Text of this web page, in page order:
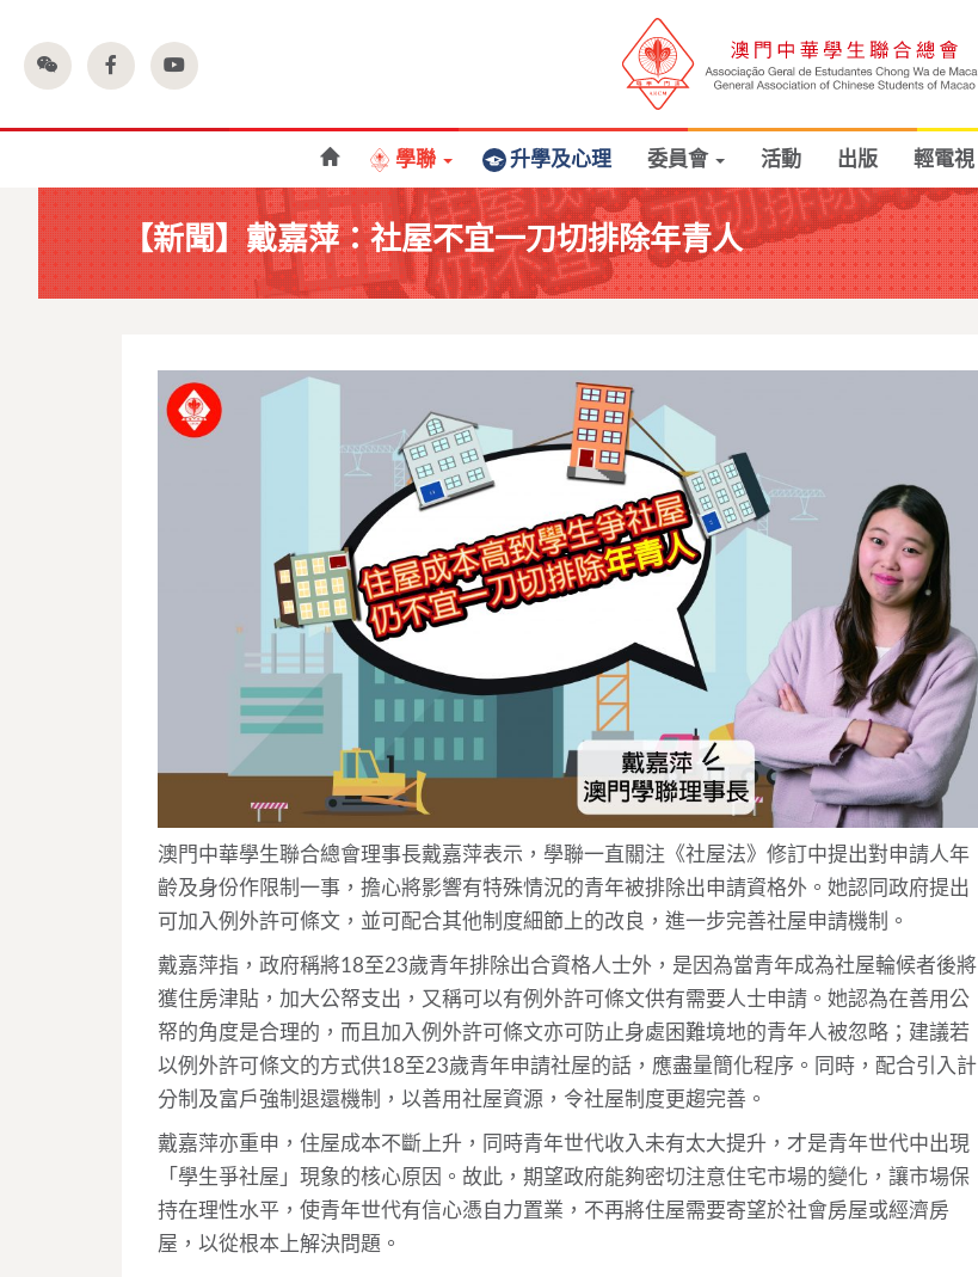
學聯 升學及心理 委員會 活動 出版 輕電視
【新聞】戴嘉萍：社屋不宜一刀切排除年青人
澳門中華學生聯合總會理事長戴嘉萍表示，學聯一直關注 《社屋法》修訂中提出對申請人年
齡及身份作限制一事，擔心將影響有特殊情況的青年被排除出申請資格外。她認同政府提出
可加入例外許可條文，並可配合其他制度細節上的改良，進一步完善社屋申請機制。
戴嘉萍指， 政府稱將18至23歲青年排除出合資格人士外，是因為當青年成為社屋輪候者後將
獲住房津貼，加大公帑支出，又稱可以有例外許可條文供有需要人士申請。她認為在善用公
帑的角度是合理的，而且加入例外許可條文亦可防止身處困難境地的青年人被忽略；建議若
以例外許可條文的方式供18至23歲青年申請社屋的話，應盡量簡化程序。同時，配合引入計
分制及富戶強制退還機制，以善用社屋資源，令社屋制度更趨完善。
戴嘉萍亦重申，住屋成本不斷上升，同時青年世代收入未有太大提升，才是青年世代中出現
「學生爭社屋」現象的核心原因。故此，期望政府能夠密切注意住宅市場的變化，讓市場保
持在理性水平，使青年世代有信心憑自力置業，不再將住屋需要寄望於社會房屋或經濟房
屋，以從根本上解決問題。